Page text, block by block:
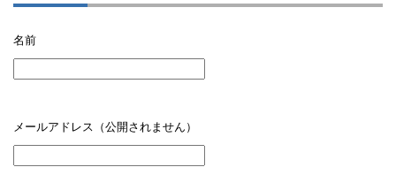
名前
メールアドレス（公開されません）